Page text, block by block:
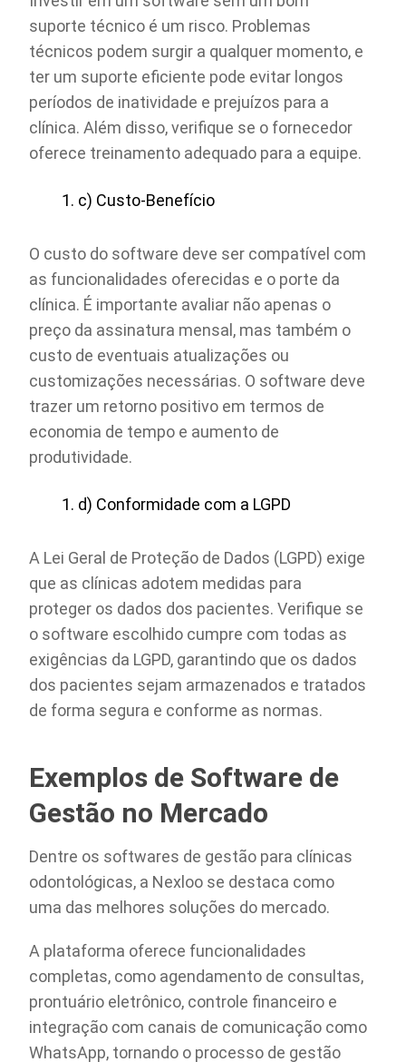
suporte técnico é um risco. Problemas
técnicos podem surgir a qualquer momento, e
ter um suporte eficiente pode evitar longos
períodos de inatividade e prejuízos para a
clínica. Além disso, verifique se o fornecedor
oferece treinamento adequado para a equipe.
c) Custo-Benefício
O custo do software deve ser compatível com
as funcionalidades oferecidas e o porte da
clínica. É importante avaliar não apenas o
preço da assinatura mensal, mas também o
custo de eventuais atualizações ou
customizações necessárias. O software deve
trazer um retorno positivo em termos de
economia de tempo e aumento de
produtividade.
d) Conformidade com a LGPD
A Lei Geral de Proteção de Dados (LGPD) exige
que as clínicas adotem medidas para
proteger os dados dos pacientes. Verifique se
o software escolhido cumpre com todas as
exigências da LGPD, garantindo que os dados
dos pacientes sejam armazenados e tratados
de forma segura e conforme as normas.
Exemplos de Software de
Gestão no Mercado
Dentre os softwares de gestão para clínicas
odontológicas, a Nexloo se destaca como
uma das melhores soluções do mercado.
A plataforma oferece funcionalidades
completas, como agendamento de consultas,
prontuário eletrônico, controle financeiro e
integração com canais de comunicação como
WhatsApp, tornando o processo de gestão